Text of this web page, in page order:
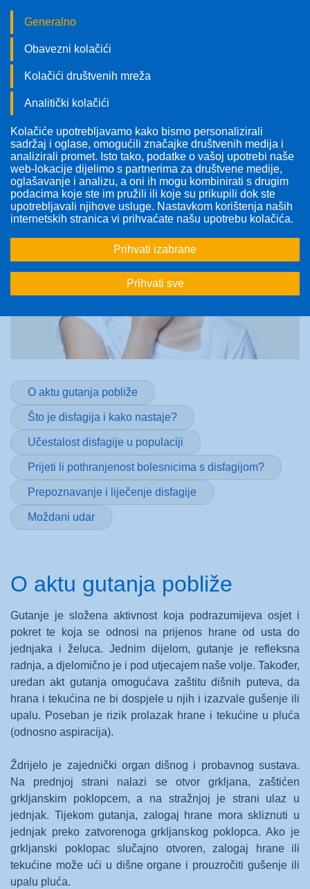
Pratite nas!
Disfagija
O aktu gutanja pobliže
Što je disfagija i kako nastaje?
Učestalost disfagije u populaciji
Prijeti li pothranjenost bolesnicima s disfagijom?
Prepoznavanje i liječenje disfagije
Moždani udar
O aktu gutanja pobliže
Gutanje je složena aktivnost koja podrazumijeva osjet i
pokret te koja se odnosi na prijenos hrane od usta do
jednjaka i želuca. Jednim dijelom, gutanje je refleksna
radnja, a djelomično je i pod utjecajem naše volje. Također,
uredan akt gutanja omogućava zaštitu dišnih puteva, da
hrana i tekućina ne bi dospjele u njih i izazvale gušenje ili
upalu. Poseban je rizik prolazak hrane i tekućine u pluća
(odnosno aspiracija).
Ždrijelo je zajednički organ dišnog i probavnog sustava.
Na prednjoj strani nalazi se otvor grkljana, zaštićen
grkljanskim poklopcem, a na stražnjoj je strani ulaz u
jednjak. Tijekom gutanja, zalogaj hrane mora skliznuti u
jednjak preko zatvorenoga grkljanskog poklopca. Ako je
grkljanski poklopac slučajno otvoren, zalogaj hrane ili
tekućine može ući u dišne organe i prouzročiti gušenje ili
upalu pluća.
Generalno
Obavezni kolačići
Kolačići društvenih mreža
Analitički kolačići
Kolačiće upotrebljavamo kako bismo personalizirali
sadržaj i oglase, omogućili značajke društvenih medija i
analizirali promet. Isto tako, podatke o vašoj upotrebi naše
web-lokacije dijelimo s partnerima za društvene medije,
oglašavanje i analizu, a oni ih mogu kombinirati s drugim
podacima koje ste im pružili ili koje su prikupili dok ste
upotrebljavali njihove usluge. Nastavkom korištenja naših
internetskih stranica vi prihvaćate našu upotrebu kolačića.
Prihvati izabrane
Prihvati sve